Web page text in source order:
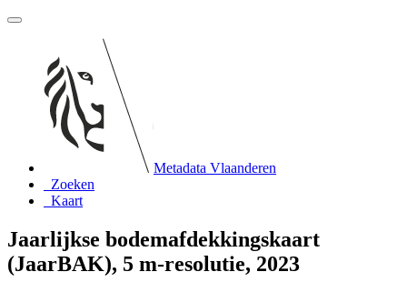
Metadata Vlaanderen
Zoeken
Kaart
Jaarlijkse bodemafdekkingskaart
(JaarBAK), 5 m-resolutie, 2023